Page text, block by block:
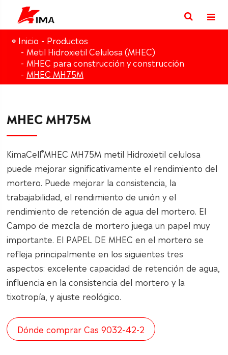
Inicio
Productos
Metil Hidroxietil Celulosa (MHEC)
MHEC para construcción y construcción
MHEC MH75M
MHEC MH75M
KimaCell®MHEC MH75M metil Hidroxietil celulosa
puede mejorar significativamente el rendimiento del
mortero. Puede mejorar la consistencia, la
trabajabilidad, el rendimiento de unión y el
rendimiento de retención de agua del mortero. El
Campo de mezcla de mortero juega un papel muy
importante. El PAPEL DE MHEC en el mortero se
refleja principalmente en los siguientes tres
aspectos: excelente capacidad de retención de agua,
influencia en la consistencia del mortero y la
tixotropía, y ajuste reológico.
Dónde comprar Cas 9032-42-2